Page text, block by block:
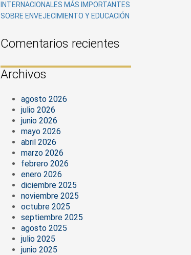
INTERNACIONALES MÁS IMPORTANTES
SOBRE ENVEJECIMIENTO Y EDUCACIÓN
Comentarios recientes
Archivos
agosto 2026
julio 2026
junio 2026
mayo 2026
abril 2026
marzo 2026
febrero 2026
enero 2026
diciembre 2025
noviembre 2025
octubre 2025
septiembre 2025
agosto 2025
julio 2025
junio 2025